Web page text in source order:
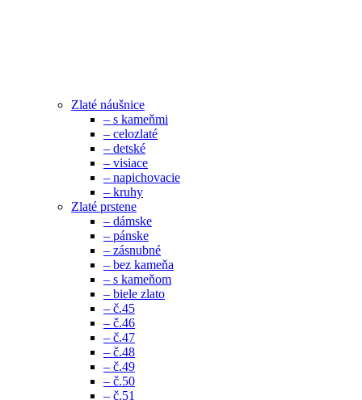
Zlaté náušnice
– s kameňmi
– celozlaté
– detské
– visiace
– napichovacie
– kruhy
Zlaté prstene
– dámske
– pánske
– zásnubné
– bez kameňa
– s kameňom
– biele zlato
– č.45
– č.46
– č.47
– č.48
– č.49
– č.50
– č.51